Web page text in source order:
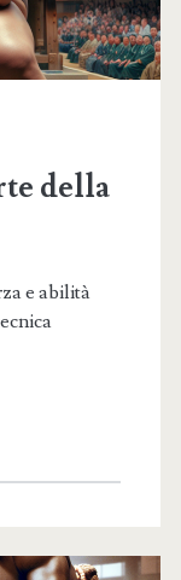
della
e abilità